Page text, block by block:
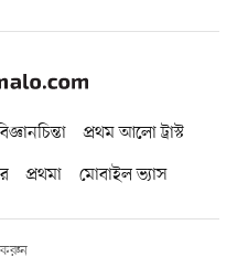
প্রথম আলো ট্রাস্ট
প্রথমা মোবাইল ভ্যাস